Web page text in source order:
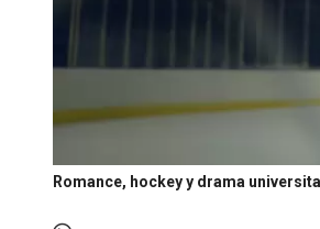
Romance, hockey y drama